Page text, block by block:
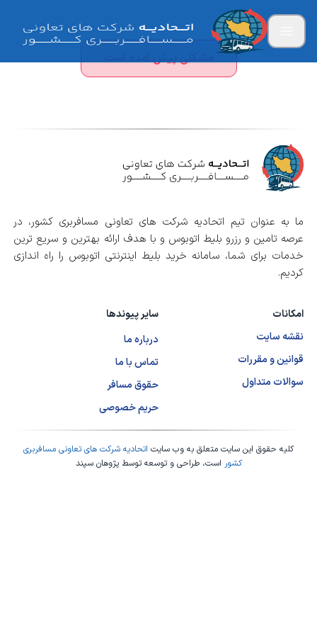
مشکلی پیش آمده است
ما به عنوان تیم اتحادیه شرکت های تعاونی مسافربری کشور، در
عرصه تامین و رزرو بلیط اتوبوس و با هدف ارائه بهترین و سریع ترین
خدمات برای شما، سامانه خرید بلیط اینترنتی اتوبوس را راه اندازی
کردیم.
امکانات
نقشه سایت
قوانین و مقررات
سوالات متداول
سایر پیوندها
درباره ما
تماس با ما
حقوق مسافر
حریم خصوصی
کلیه حقوق این سایت متعلق به وب سایت اتحادیه شرکت های تعاونی مسافربری
کشور است، طراحی و توسعه توسطپژوهان سپند